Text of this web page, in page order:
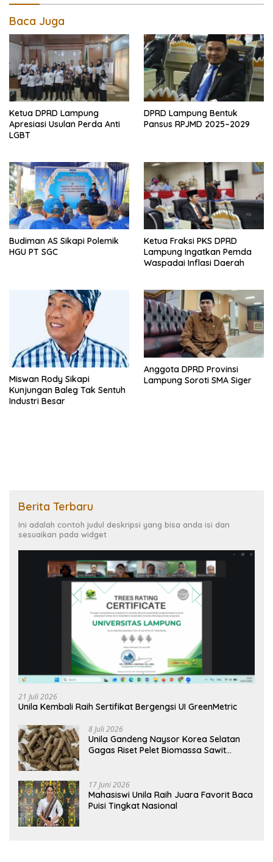
Baca Juga
Ketua DPRD Lampung
Apresiasi Usulan Perda Anti
LGBT
DPRD Lampung Bentuk
Pansus RPJMD 2025–2029
Budiman AS Sikapi Polemik
HGU PT SGC
Ketua Fraksi PKS DPRD
Lampung Ingatkan Pemda
Waspadai Inflasi Daerah
Miswan Rody Sikapi
Kunjungan Baleg Tak Sentuh
Industri Besar
Anggota DPRD Provinsi
Lampung Soroti SMA Siger
Berita Terbaru
Ini adalah contoh judul deskripsi yang bisa anda isi dan
sesuaikan pada widget
21 Juli 2026
Unila Kembali Raih Sertifikat Bergengsi UI GreenMetric
8 Juli 2026
Unila Gandeng Naysor Korea Selatan
Gagas Riset Pelet Biomassa Sawit
17 Juni 2026
Mahasiswi Unila Raih Juara Favorit Baca
Puisi Tingkat Nasional